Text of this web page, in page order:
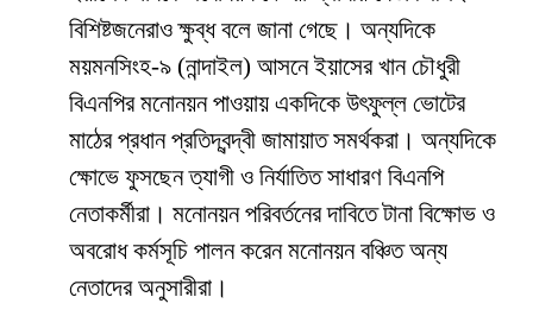
বিশিষ্টজনেরাও ক্ষুব্ধ বলে জানা গেছে। অন্যদিকে
ময়মনসিংহ-৯ (নান্দাইল) আসনে ইয়াসের খান চৌধুরী
বিএনপির মনোনয়ন পাওয়ায় একদিকে উৎফুল্ল ভোটের
মাঠের প্রধান প্রতিদ্বন্দ্বী জামায়াত সমর্থকরা। অন্যদিকে
ক্ষোভে ফুসছেন ত্যাগী ও নির্যাতিত সাধারণ বিএনপি
নেতাকর্মীরা। মনোনয়ন পরিবর্তনের দাবিতে টানা বিক্ষোভ ও
অবরোধ কর্মসূচি পালন করেন মনোনয়ন বঞ্চিত অন্য
নেতাদের অনুসারীরা।